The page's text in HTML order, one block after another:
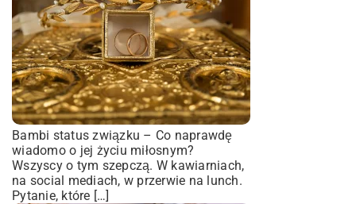
Bambi status związku – Co naprawdę
wiadomo o jej życiu miłosnym?
Wszyscy o tym szepczą. W kawiarniach,
na social mediach, w przerwie na lunch.
Pytanie, które […]